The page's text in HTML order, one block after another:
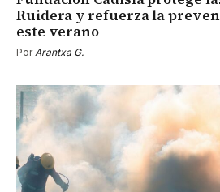
Ruidera y refuerza la
este verano
Por Arantxa G.